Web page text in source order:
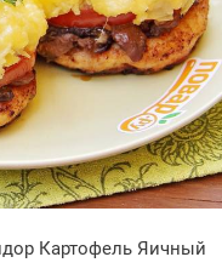
Картофель Яичный